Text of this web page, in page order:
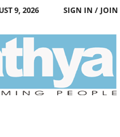
9, 2026 SIGN IN / JOIN